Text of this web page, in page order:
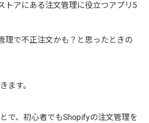
トアにある注文管理に役立つアプリ5
理で不正注文かも？と思ったときの
ます。
で、初心者でもShopifyの注文管理を